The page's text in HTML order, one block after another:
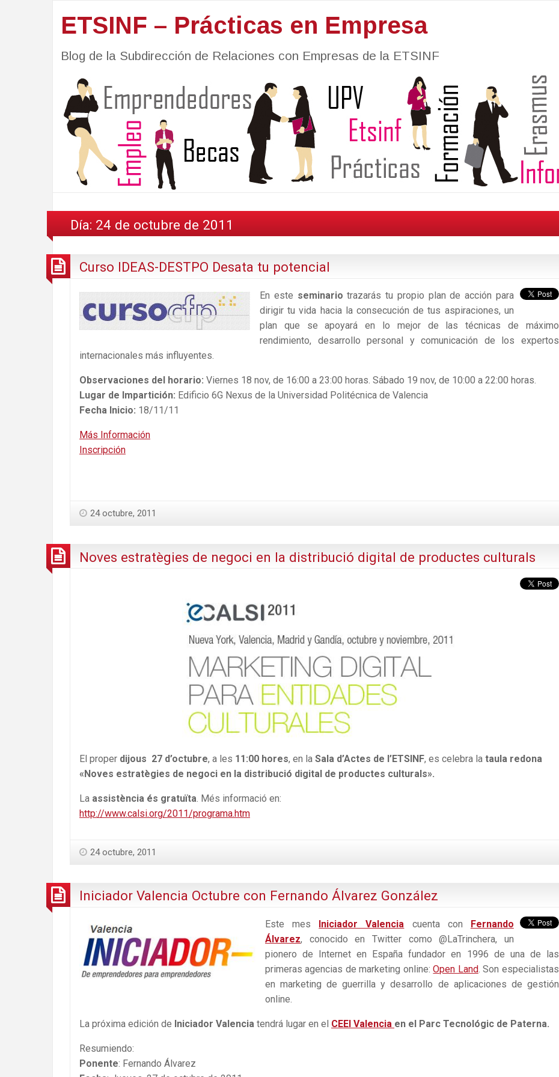
ETSINF – Prácticas en Empresa
Blog de la Subdirección de Relaciones con Empresas de la ETSINF
Día: 24 de octubre de 2011
Curso IDEAS-DESTPO Desata tu potencial
En este seminario trazarás tu propio plan de acción para
dirigir tu vida hacia la consecución de tus aspiraciones, un
plan que se apoyará en lo mejor de las técnicas de máximo
rendimiento, desarrollo personal y comunicación de los expertos
internacionales más influyentes.
Observaciones del horario: Viernes 18 nov, de 16:00 a 23:00 horas. Sábado 19 nov, de 10:00 a 22:00 horas.
Lugar de Impartición: Edificio 6G Nexus de la Universidad Politécnica de Valencia
Fecha Inicio: 18/11/11
Más Información
Inscripción
24 octubre, 2011
Noves estratègies de negoci en la distribució digital de productes culturals
El proper dijous 27 d’octubre, a les 11:00 hores, en la Sala d’Actes de l’ETSINF, es celebra la taula redona
«Noves estratègies de negoci en la distribució digital de productes culturals».
La assistència és gratuïta . Més informació en:
http://www.calsi.org/2011/programa.htm
24 octubre, 2011
Iniciador Valencia Octubre con Fernando Álvarez González
Este mes Iniciador Valencia cuenta con Fernando
Álvarez, conocido en Twitter como @LaTrinchera, un
pionero de Internet en España fundador en 1996 de una de las
primeras agencias de marketing online:Open Land. Son especialistas
en marketing de guerrilla y desarrollo de aplicaciones de gestión
online.
La próxima edición de Iniciador Valencia tendrá lugar en el CEEI Valencia en el Parc Tecnológic de Paterna.
Resumiendo:
Ponente: Fernando Álvarez